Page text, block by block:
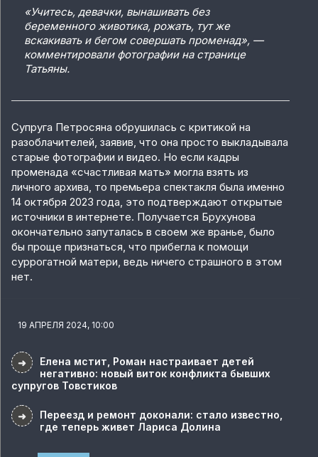
«Учитесь, девачки, вынашивать без
беременного животика, рожать, тут же
вскакивать и бегом совершать променад», —
комментировали фотографии на странице
Татьяны.
Супруга Петросяна обрушилась с критикой на
разоблачителей, заявив, что она просто выкладывала
старые фотографии и видео. Но если кадры
променада «счастливая мать» могла взять из
личного архива, то премьера спектакля была именно
14 октября 2023 года, это подтверждают открытые
источники в интернете. Получается Брухунова
окончательно запуталась в своем же вранье, было
бы проще признаться, что прибегла к помощи
суррогатной матери, ведь ничего страшного в этом
нет.
19 АПРЕЛЯ 2024, 10:00
➜
Елена мстит, Роман настраивает детей
негативно: новый виток конфликта бывших
супругов Товстиков
➜
Переезд и ремонт доконали: стало известно,
где теперь живет Лариса Долина